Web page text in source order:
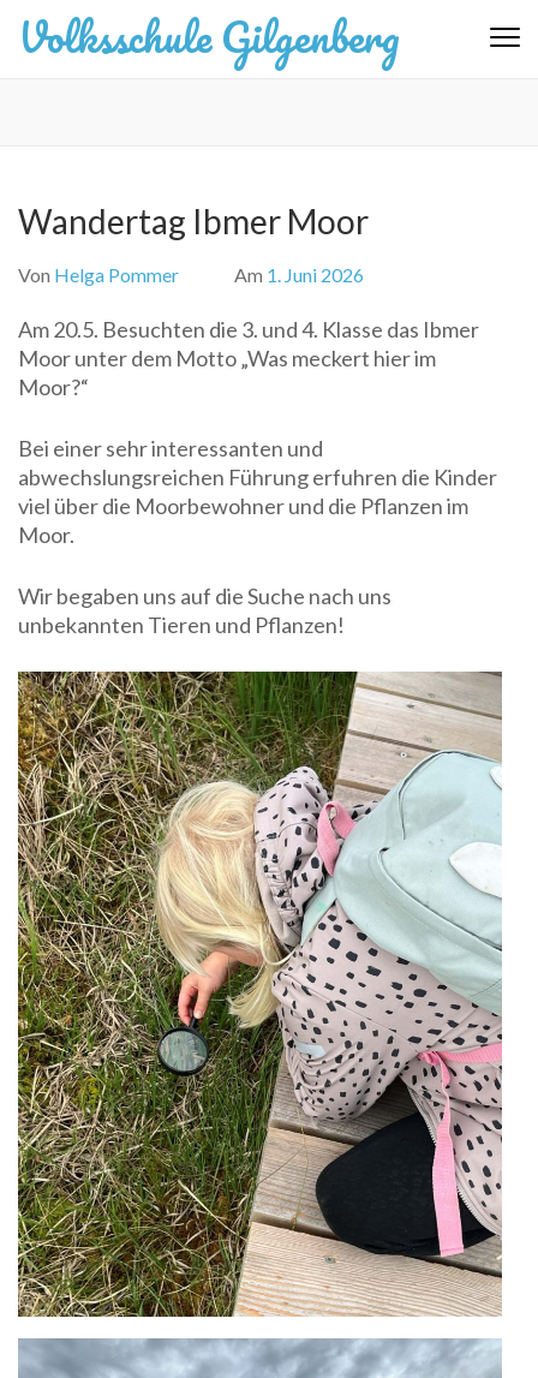
Zum
Inhalt
Volksschule Gilgenberg
Wandertag Ibmer Moor
Von Helga Pommer Am 1. Juni 2026
Am 20.5. Besuchten die 3. und 4. Klasse das Ibmer
Moor unter dem Motto „Was meckert hier im
Moor?“
Bei einer sehr interessanten und
abwechslungsreichen Führung erfuhren die Kinder
viel über die Moorbewohner und die Pflanzen im
Moor.
Wir begaben uns auf die Suche nach uns
unbekannten Tieren und Pflanzen!